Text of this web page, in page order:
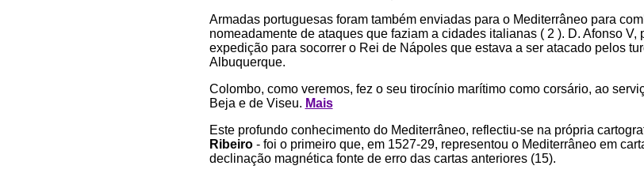
Armadas portuguesas foram também enviadas para o Mediterrâneo para
nomeadamente de ataques que faziam a cidades italianas ( 2 ). D. Afonso V,
expedição para socorrer o Rei de Nápoles que estava a ser atacado pelos
Albuquerque.
Colombo, como veremos, fez o seu tirocínio marítimo como corsário, ao
Beja e de Viseu. Mais
Este profundo conhecimento do Mediterrâneo, reflectiu-se na própria
Ribeiro- foi o primeiro que, em 1527-29, representou o Mediterrâneo em
declinação magnética fonte de erro das cartas anteriores (15).